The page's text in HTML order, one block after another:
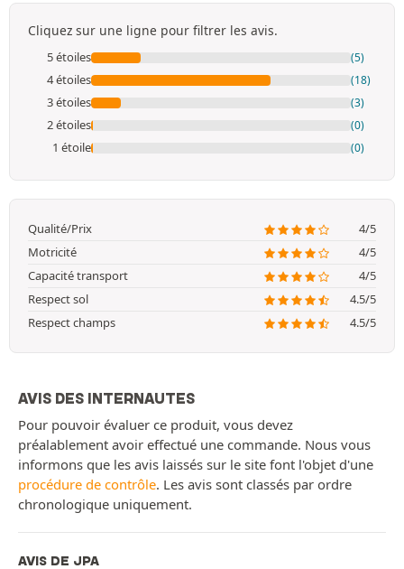
Cliquez sur une ligne pour filtrer les avis.
5 étoiles (5)
4 étoiles (18)
3 étoiles (3)
2 étoiles (0)
1 étoile (0)
Qualité/Prix
4/5
Motricité
4/5
Capacité transport
4/5
Respect sol
4.5/5
Respect champs
4.5/5
AVIS DES INTERNAUTES
Pour pouvoir évaluer ce produit, vous devez
préalablement avoir effectué une commande. Nous vous
informons que les avis laissés sur le site font l'objet d'une
procédure de contrôle. Les avis sont classés par ordre
chronologique uniquement.
AVIS DE JPA